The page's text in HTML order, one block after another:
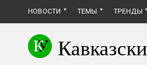
НОВОСТИ ТЕМЫ ТРЕНДЫ